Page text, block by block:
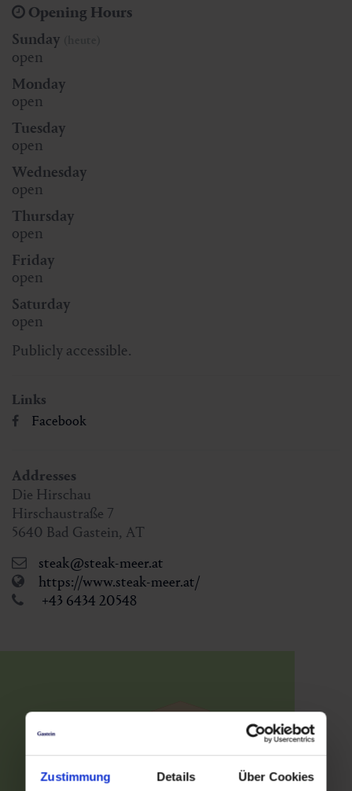
Zustimmung Details Über Cookies
Opening Hours
Sunday
open
Monday
open
Tuesday
open
Wednesday
open
Thursday
open
Friday
open
Saturday
open
Publicly accessible.
Links
Facebook
Addresses
Die Hirschau
Hirschaustraße 7
5640 Bad Gastein, AT
steak@steak-meer.at
https://www.steak-meer.at/
+43 6434 20548